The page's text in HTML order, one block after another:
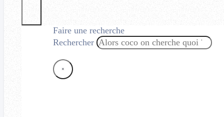
Faire une recherche
Rechercher
×